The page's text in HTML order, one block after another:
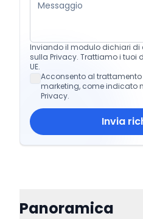
Inviando il modulo dichiari di
sulla Privacy. Trattiamo i
UE.
Acconsento al
marketing, come indicato
Privacy.
Invia
Panoramica